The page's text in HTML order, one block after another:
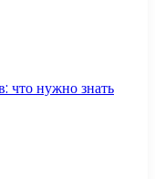
что нужно знать